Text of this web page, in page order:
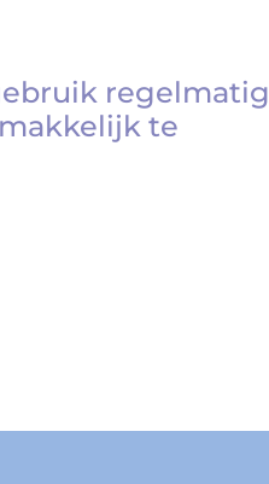
regelmatig
te